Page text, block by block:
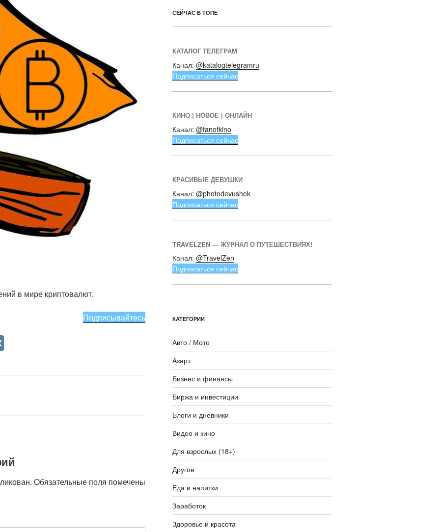
в мире криптовалют.
Подписывайтесь
Обязательные поля помечены
СЕЙЧАС В ТОПЕ
КАТАЛОГ ТЕЛЕГРАМ
Канал: @katalogtelegramru
Подписаться сейчас
КИНО | НОВОЕ | ОНЛАЙН
Канал: @fanofkino
Подписаться сейчас
КРАСИВЫЕ ДЕВУШКИ
Канал: @photodevushek
Подписаться сейчас
TRAVELZEN — ЖУРНАЛ О ПУТЕШЕСТВИЯХ!
Канал: @TravelZen
Подписаться сейчас
КАТЕГОРИИ
Авто / Мото
Азарт
Бизнес и финансы
Биржа и инвестиции
Блоги и дневники
Видео и кино
Для взрослых (18+)
Другое
Еда и напитки
Заработок
Здоровье и красота